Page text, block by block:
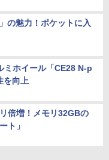
の魅力！ポケットに入
ミホイール「CE28 N-p
を向上
倍増！メモリ32GBの
ト」